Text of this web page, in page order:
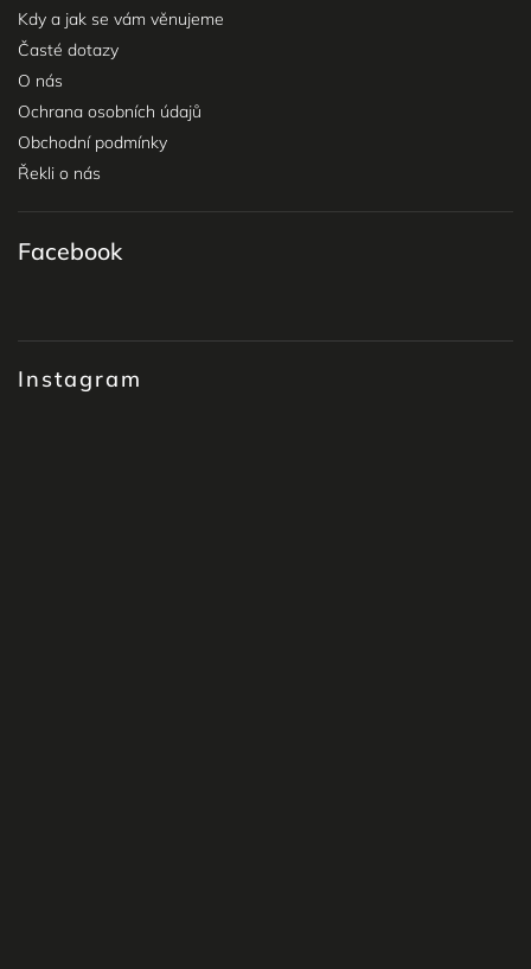
Kdy a jak se vám věnujeme
Časté dotazy
O nás
Ochrana osobních údajů
Obchodní podmínky
Řekli o nás
Instagram
Facebook